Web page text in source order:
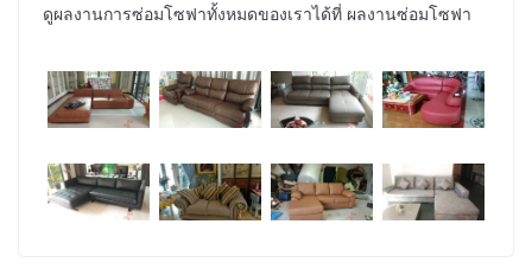
ดูผลงานการซ่อมโซฟาทั้งหมดของเราได้ที่ ผลงานซ่อมโซฟา